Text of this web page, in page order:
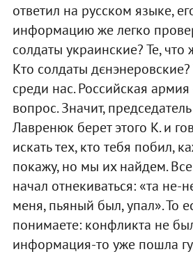
ответил на русском языке,
информацию же легко
солдаты украинские? Те, что
Кто солдаты
среди нас. Российская
вопрос. Значит,
Лавренюк берет этого К. и
искать тех, кто тебя побил,
покажу, но мы их найдем. Все
начал отнекиваться: «та не-
меня, пьяный был, упал». То
понимаете: конфликта не
информация-то уже пошла